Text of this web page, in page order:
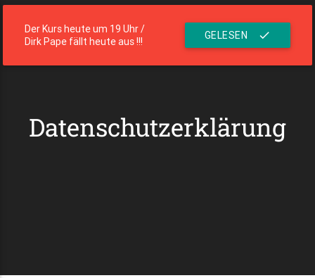
Der Kurs heute um 19 Uhr /
Dirk Pape fällt heute aus !!!
GELESEN check
Die Residenz
menu
Datenschutzerklärung